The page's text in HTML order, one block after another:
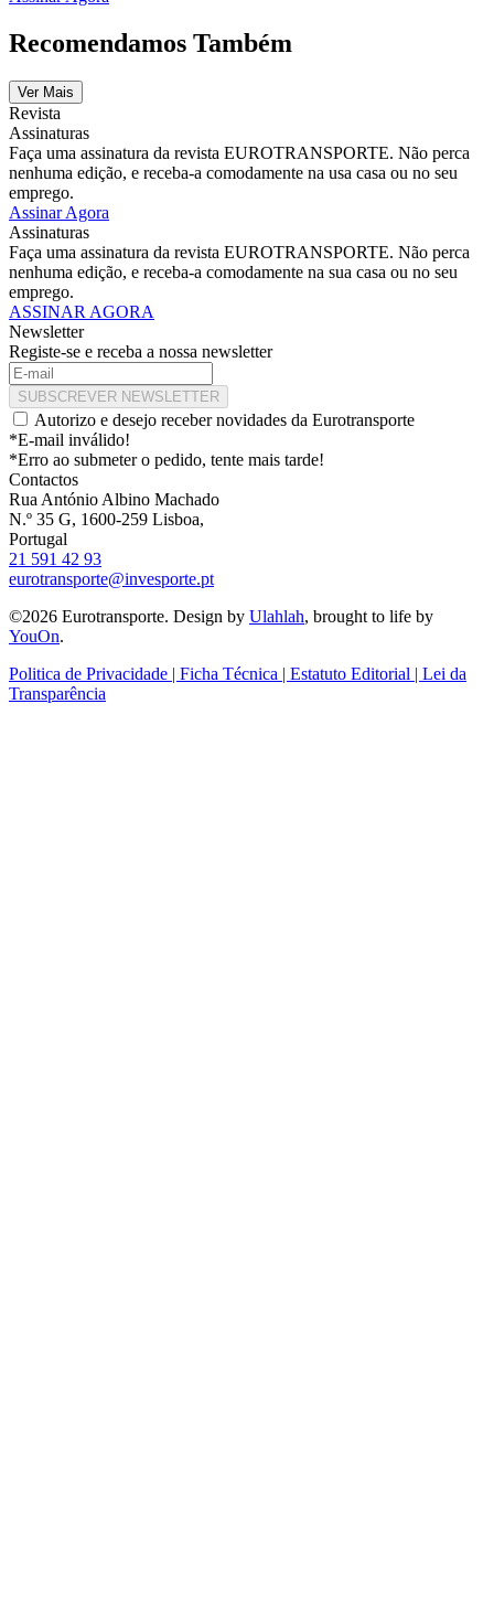
Recomendamos Também
Ver Mais
Revista
Assinaturas
Faça uma assinatura da revista EUROTRANSPORTE. Não perca
nenhuma edição, e receba-a comodamente na usa casa ou no seu
emprego.
Assinar Agora
Assinaturas
Faça uma assinatura da revista EUROTRANSPORTE. Não perca
nenhuma edição, e receba-a comodamente na sua casa ou no seu
emprego.
ASSINAR AGORA
Newsletter
Registe-se e receba a nossa newsletter
SUBSCREVER NEWSLETTER
Autorizo e desejo receber novidades da Eurotransporte
*E-mail inválido!
*Erro ao submeter o pedido, tente mais tarde!
Contactos
Rua António Albino Machado
N.º 35 G, 1600-259 Lisboa,
Portugal
21 591 42 93
eurotransporte@invesporte.pt
©2026 Eurotransporte. Design by Ulahlah, brought to life by
YouOn.
Politica de Privacidade | Ficha Técnica | Estatuto Editorial | Lei da
Transparência